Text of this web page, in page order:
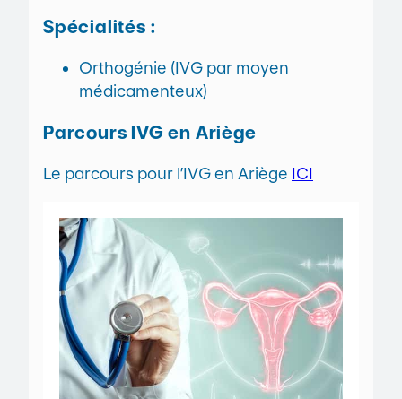
Spécialités :
Orthogénie (IVG par moyen
médicamenteux)
Parcours IVG en Ariège
Le parcours pour l’IVG en Ariège ICI